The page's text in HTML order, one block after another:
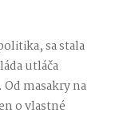
sa stala
utláča
masakry na
o vlastné